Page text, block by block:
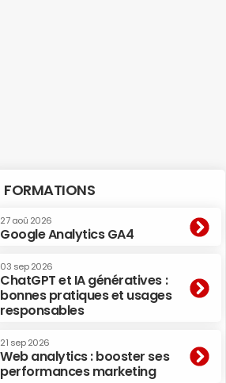
FORMATIONS
27 aoû 2026
Google Analytics GA4
03 sep 2026
ChatGPT et IA génératives :
bonnes pratiques et usages
responsables
21 sep 2026
Web analytics : booster ses
performances marketing